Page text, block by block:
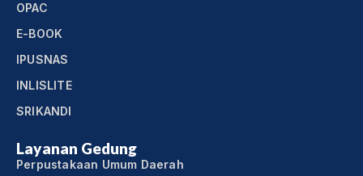
OPAC
E-BOOK
IPUSNAS
INLISLITE
SRIKANDI
Layanan Gedung
Perpustakaan Umum Daerah